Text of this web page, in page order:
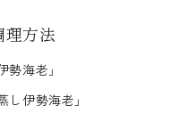
方法
海老」
伊勢海老」